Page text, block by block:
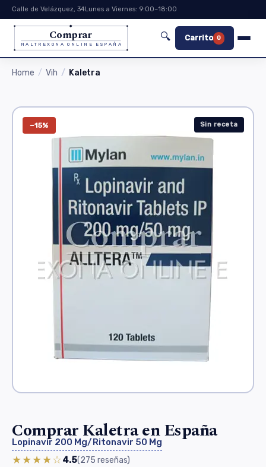
Calle de Velázquez, 34Lunes a Viernes: 9:00–18:00
Comprar
NALTREXONA ONLINE ESPAÑA
🔍 Carrito 0
Home Vih Kaletra
−15% Sin receta
Comprar Kaletra en España
Lopinavir 200 Mg/Ritonavir 50 Mg
★★★★☆4.5(275 reseñas)